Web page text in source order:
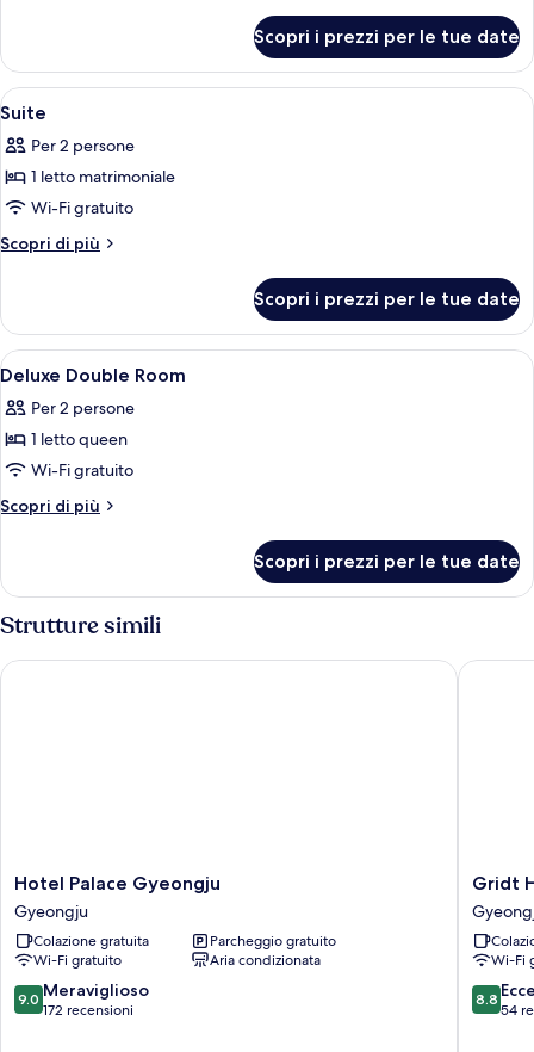
B
Twin
Room
B
Scopri i prezzi per le tue date
Apri
tutte
le
foto
per
Suite
Biancheria da letto di alta qualità,
5
Suite
Per 2 persone
1 letto matrimoniale
Wi-Fi gratuito
Scopri di più
Altri
Scopri i prezzi per le tue date
Apri
tutte
le
foto
per
Deluxe
Biancheria da letto di alta qualità,
9
Deluxe Double Room
Per 2 persone
1 letto queen
Wi-Fi gratuito
Scopri di più
Altri
Double
Room
Scopri i prezzi per le tue date
Strutture simili
Hotel
Palace
Gyeongju
Gyeongju
Hotel Palace Gyeongju
Gyeongju
Colazione gratuita
Parcheggio gratuito
Wi-Fi gratuito
Aria condizionata
9.0
su
9.0 Meraviglioso
172 recensioni
Hotel Palace Gyeongju
Gridt
Hotel
Gridt
Wi-Fi
8.8
su
8.8
54
Gridt